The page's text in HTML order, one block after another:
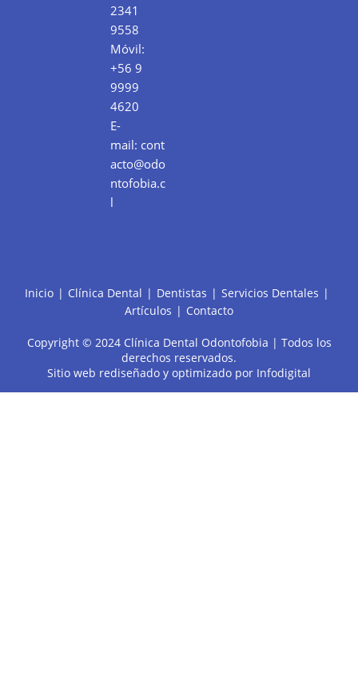
2341
9558
Móvil:
+56 9
9999
4620
E-
mail: cont
acto@odo
ntofobia.c
l
Inicio Clínica Dental Dentistas
Servicios Dentales
Artículos
Contacto
Copyright © 2024 Clínica Dental Odontofobia | Todos los
derechos reservados.
Sitio web rediseñado y optimizado por Infodigital